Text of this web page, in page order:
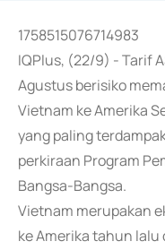
1758515076714983
IQPlus, (22/9) - Tarif
Agustus berisiko
Vietnam ke Amerika
yang paling
perkiraan Program
Bangsa-Bangsa.
Vietnam merupakan
ke Amerika tahun